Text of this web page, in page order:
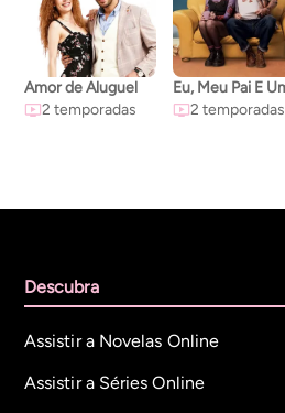
Amor de Aluguel
2 temporadas
2 temporadas
Descubra
Assistir a Novelas Online
Assistir a Séries Online